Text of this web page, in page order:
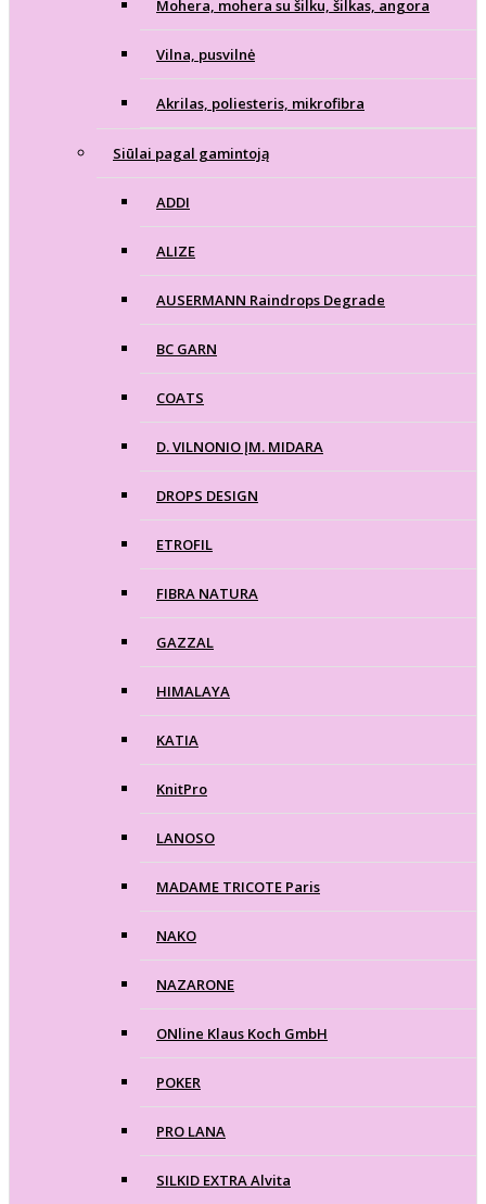
Mohera, mohera su šilku, šilkas, angora
Vilna, pusvilnė
Akrilas, poliesteris, mikrofibra
Siūlai pagal gamintoją
ADDI
ALIZE
AUSERMANN Raindrops Degrade
BC GARN
COATS
D. VILNONIO ĮM. MIDARA
DROPS DESIGN
ETROFIL
FIBRA NATURA
GAZZAL
HIMALAYA
KATIA
KnitPro
LANOSO
MADAME TRICOTE Paris
NAKO
NAZARONE
ONline Klaus Koch GmbH
POKER
PRO LANA
SILKID EXTRA Alvita